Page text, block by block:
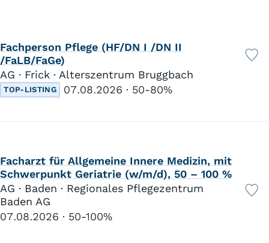
Fachperson Pflege (HF/DN I /DN II
/FaLB/FaGe)
AG · Frick · Alterszentrum Bruggbach
TOP-LISTING 07.08.2026 50-80%
Facharzt für Allgemeine Innere Medizin, mit
Schwerpunkt Geriatrie (w/m/d), 50 – 100 %
AG · Baden · Regionales Pflegezentrum
Baden AG
07.08.2026
50-100%